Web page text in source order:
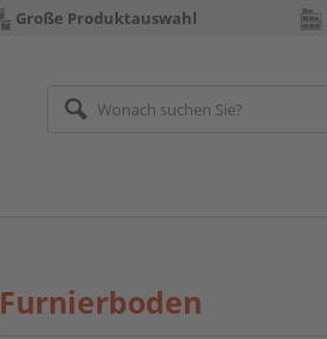
Große Produktauswahl
Furnierboden